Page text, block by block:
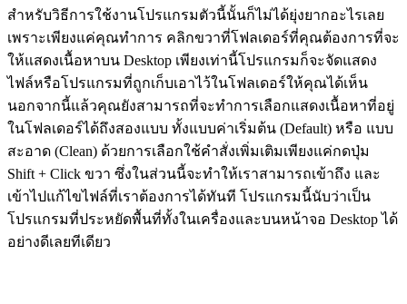
สำหรับวิธีการใช้งานโปรแกรมตัวนี้นั้นก็ไม่ได้ยุ่งยากอะไรเลย
เพราะเพียงแค่คุณทำการ คลิกขวาที่โฟลเดอร์ที่คุณต้องการที่จะ
ให้แสดงเนื้อหาบน Desktop เพียงเท่านี้โปรแกรมก็จะจัดแสดง
ไฟล์หรือโปรแกรมที่ถูกเก็บเอาไว้ในโฟลเดอร์ให้คุณได้เห็น
นอกจากนี้แล้วคุณยังสามารถที่จะทำการเลือกแสดงเนื้อหาที่อยู่
ในโฟลเดอร์ได้ถึงสองแบบ ทั้งแบบค่าเริ่มต้น (Default) หรือ แบบ
สะอาด (Clean) ด้วยการเลือกใช้คำสั่งเพิ่มเติมเพียงแค่กดปุ่ม
Shift + Click ขวา ซึ่งในส่วนนี้จะทำให้เราสามารถเข้าถึง และ
เข้าไปแก้ไขไฟล์ที่เราต้องการได้ทันที โปรแกรมนี้นับว่าเป็น
โปรแกรมที่ประหยัดพื้นที่ทั้งในเครื่องและบนหน้าจอ Desktop ได้
อย่างดีเลยทีเดียว